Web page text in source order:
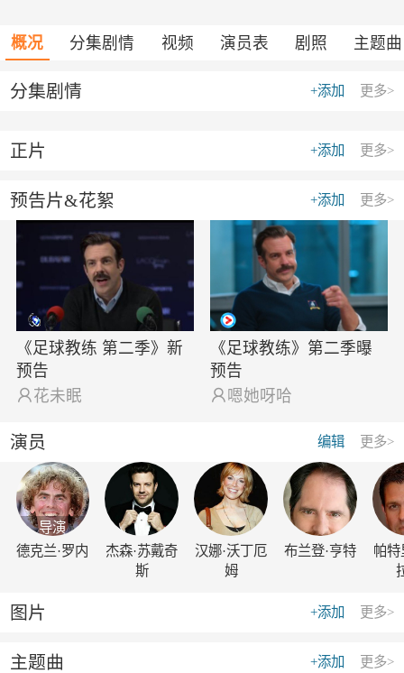
概况 分集剧情 视频 演员表 剧照 主题曲
更多>
+添加
分集剧情
更多>
+添加
正片
更多>
+添加
预告片&花絮
《足球教练 第二季》新
预告
 花未眠
《足球教练》第二季曝
预告
 嗯她呀哈
更多>
编辑
演员
导演
德克兰·罗内
杰森·苏戴奇
斯
汉娜·沃丁厄
姆
布兰登·亨特
帕特
更多>
+添加
图片
更多>
+添加
主题曲